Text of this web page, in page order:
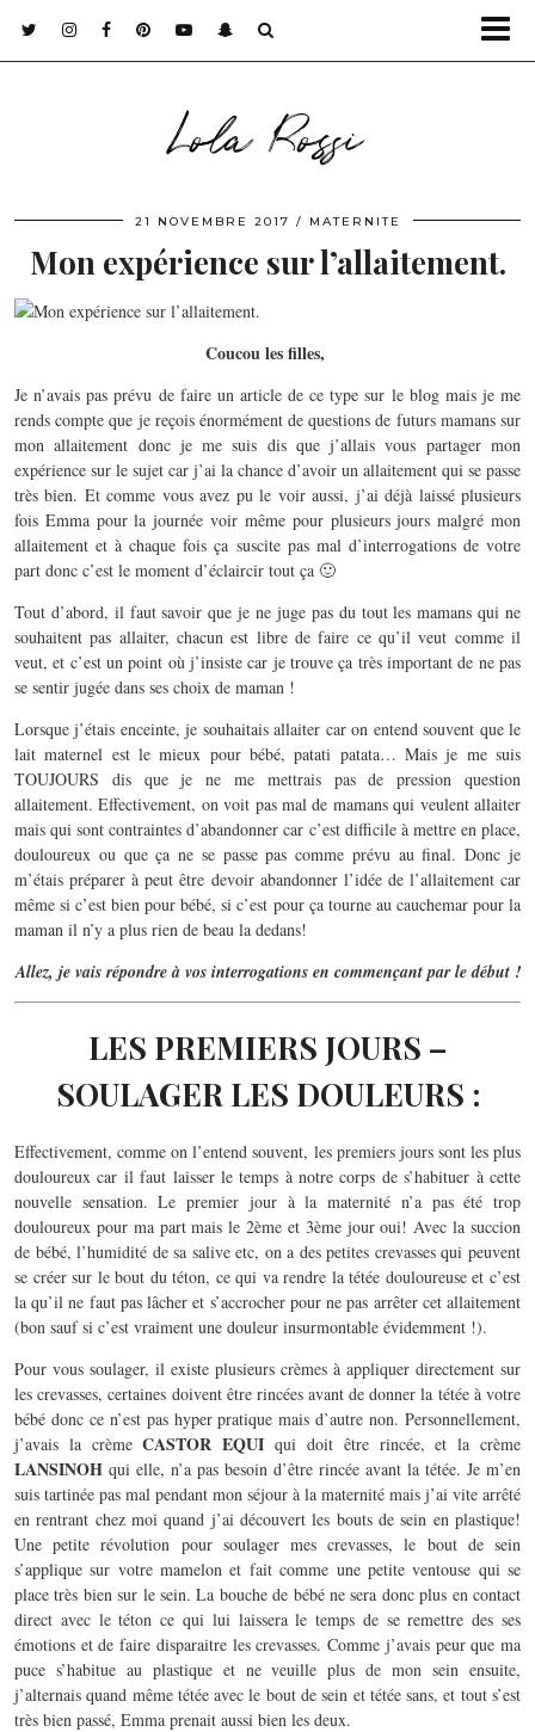
Lola Rossi
21 NOVEMBRE 2017 MATERNITE
Mon expérience sur l’allaitement.
Coucou les filles,
Je n’avais pas prévu de faire un article de ce type sur le blog mais je me
rends compte que je reçois énormément de questions de futurs mamans sur
mon allaitement donc je me suis dis que j’allais vous partager mon
expérience sur le sujet car j’ai la chance d’avoir un allaitement qui se passe
très bien. Et comme vous avez pu le voir aussi, j’ai déjà laissé plusieurs
fois Emma pour la journée voir même pour plusieurs jours malgré mon
allaitement et à chaque fois ça suscite pas mal d’interrogations de votre
part donc c’est le moment d’éclaircir tout ça 🙂
Tout d’abord, il faut savoir que je ne juge pas du tout les mamans qui ne
souhaitent pas allaiter, chacun est libre de faire ce qu’il veut comme il
veut, et c’est un point où j’insiste car je trouve ça très important de ne pas
se sentir jugée dans ses choix de maman !
Lorsque j’étais enceinte, je souhaitais allaiter car on entend souvent que le
lait maternel est le mieux pour bébé, patati patata… Mais je me suis
TOUJOURS dis que je ne me mettrais pas de pression question
allaitement. Effectivement, on voit pas mal de mamans qui veulent allaiter
mais qui sont contraintes d’abandonner car c’est difficile à mettre en place,
douloureux ou que ça ne se passe pas comme prévu au final. Donc je
m’étais préparer à peut être devoir abandonner l’idée de l’allaitement car
même si c’est bien pour bébé, si c’est pour ça tourne au cauchemar pour la
maman il n’y a plus rien de beau la dedans!
Allez, je vais répondre à vos interrogations en commençant par le début !
LES PREMIERS JOURS –
SOULAGER LES DOULEURS :
Effectivement, comme on l’entend souvent, les premiers jours sont les plus
douloureux car il faut laisser le temps à notre corps de s’habituer à cette
nouvelle sensation. Le premier jour à la maternité n’a pas été trop
douloureux pour ma part mais le 2ème et 3ème jour oui! Avec la succion
de bébé, l’humidité de sa salive etc, on a des petites crevasses qui peuvent
se créer sur le bout du téton, ce qui va rendre la tétée douloureuse et c’est
la qu’il ne faut pas lâcher et s’accrocher pour ne pas arrêter cet allaitement
(bon sauf si c’est vraiment une douleur insurmontable évidemment !).
Pour vous soulager, il existe plusieurs crèmes à appliquer directement sur
les crevasses, certaines doivent être rincées avant de donner la tétée à votre
bébé donc ce n’est pas hyper pratique mais d’autre non. Personnellement,
j’avais la crèmeCASTOR EQUI qui doit être rincée, et la crème
LANSINOH qui elle, n’a pas besoin d’être rincée avant la tétée. Je m’en
suis tartinée pas mal pendant mon séjour à la maternité mais j’ai vite arrêté
en rentrant chez moi quand j’ai découvert les bouts de sein en plastique!
Une petite révolution pour soulager mes crevasses, le bout de sein
s’applique sur votre mamelon et fait comme une petite ventouse qui se
place très bien sur le sein. La bouche de bébé ne sera donc plus en contact
direct avec le téton ce qui lui laissera le temps de se remettre des ses
émotions et de faire disparaitre les crevasses. Comme j’avais peur que ma
puce s’habitue au plastique et ne veuille plus de mon sein ensuite,
j’alternais quand même tétée avec le bout de sein et tétée sans, et tout s’est
très bien passé, Emma prenait aussi bien les deux.